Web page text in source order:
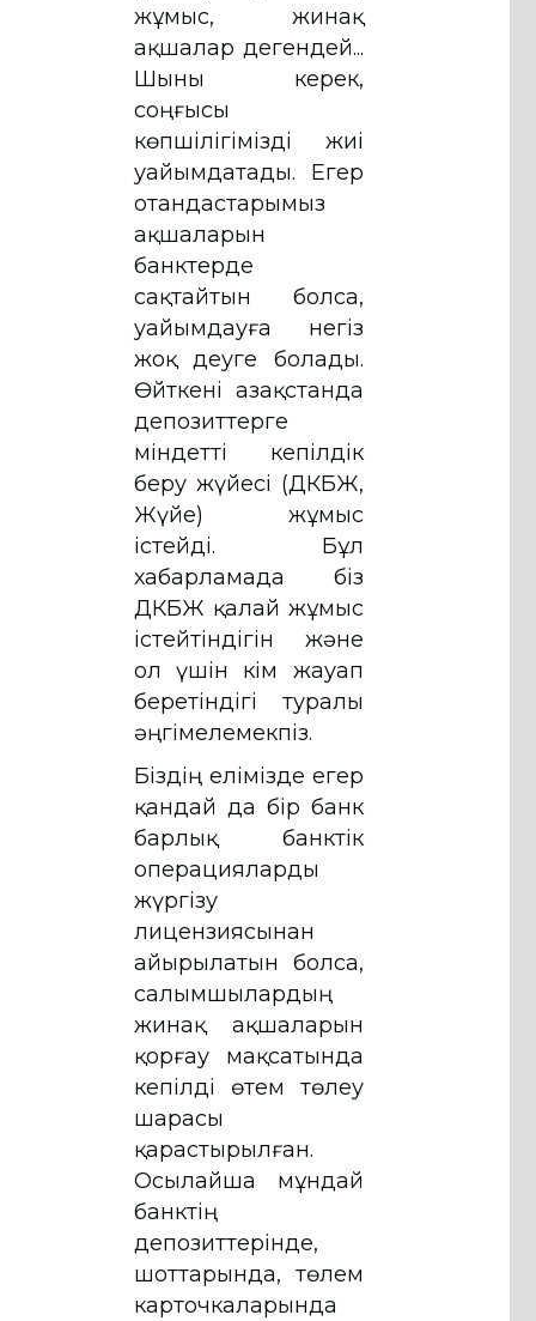
жұмыс, жинақ
ақшалар дегендей...
Шыны керек,
соңғысы
көпшілігімізді жиі
уайымдатады. Егер
отандастарымыз
ақшаларын
банктерде
сақтайтын болса,
уайымдауға негіз
жоқ деуге болады.
Өйткені Қазақстанда
депозиттерге
міндетті кепілдік
беру жүйесі (ДКБЖ,
Жүйе) жұмыс
істейді. Бұл
хабарламада біз
ДКБЖ қалай жұмыс
істейтіндігін және
ол үшін кім жауап
беретіндігі туралы
әңгімелемекпіз.
Біздің елімізде егер
қандай да бір банк
барлық банктік
операцияларды
жүргізу
лицензиясынан
айырылатын болса,
салымшылардың
жинақ ақшаларын
қорғау мақсатында
кепілді өтем төлеу
шарасы
қарастырылған.
Осылайша мұндай
банктің
депозиттерінде,
шоттарында, төлем
карточкаларында